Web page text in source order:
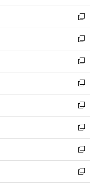
開
く
ウ
で
開
く
ン
ド
ウ
で
開
く
ウ
ィ
ン
ド
ウ
で
開
く
新
し
い
ウ
ィ
ン
ド
ウ
で
開
く
新
し
い
ウ
ィ
ン
ド
ウ
で
開
く
新
し
い
ウ
ィ
ン
ド
ウ
で
開
く
新
し
い
ウ
ィ
ン
ド
ウ
で
開
新
し
い
ウ
ィ
ン
ド
ウ
新
し
い
ウ
ィ
ン
新
し
い
ウ
新
し